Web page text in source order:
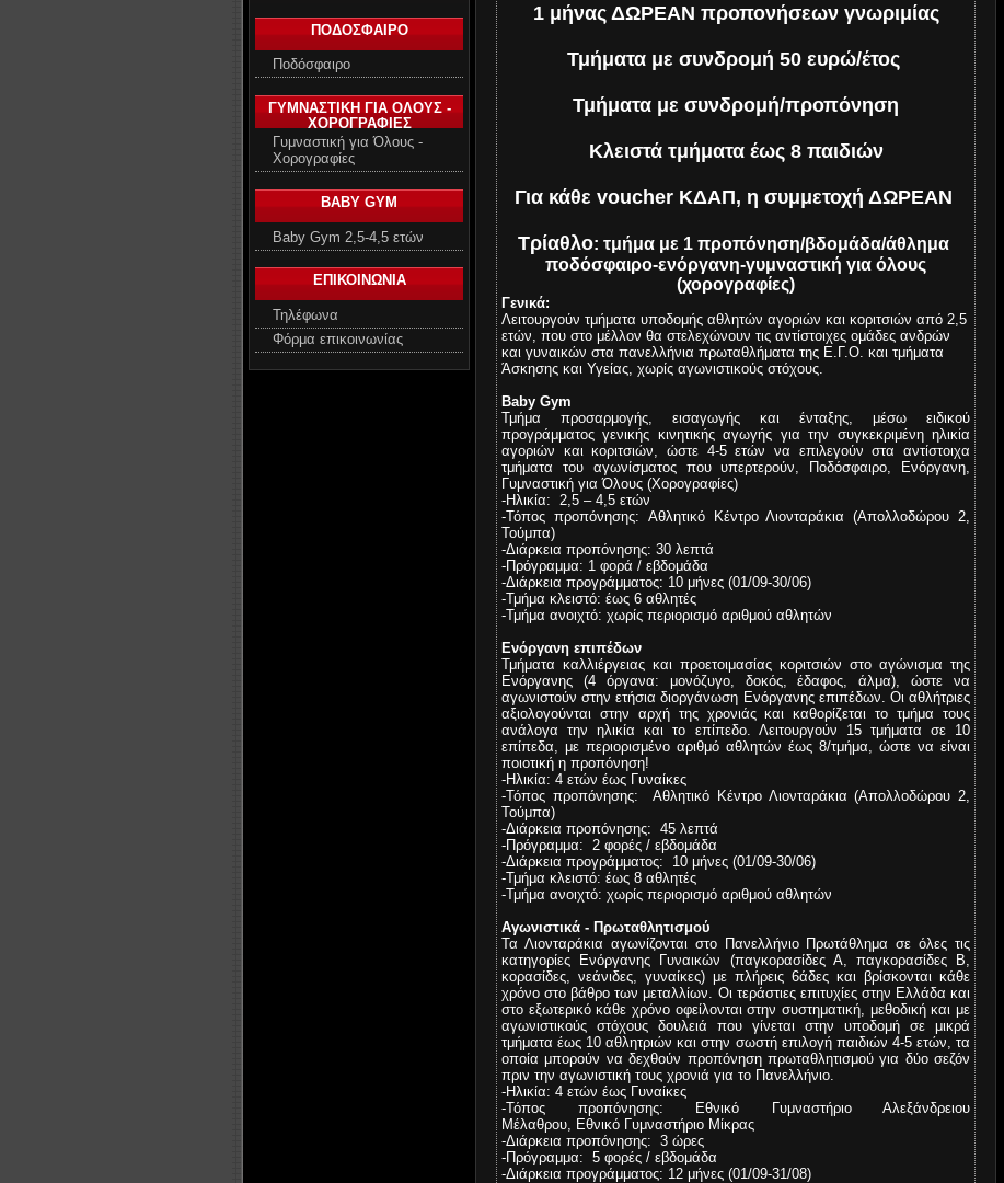
ΠΟΔΟΣΦΑΙΡΟ
Ποδόσφαιρο
ΓΥΜΝΑΣΤΙΚΗ ΓΙΑ ΟΛΟΥΣ -
ΧΟΡΟΓΡΑΦΙΕΣ
Γυμναστική για Όλους -
Χορογραφίες
BABY GYM
Baby Gym 2,5-4,5 ετών
ΕΠΙΚΟΙΝΩΝΙΑ
Τηλέφωνα
Φόρμα επικοινωνίας
1 μήνας ΔΩΡΕΑΝ προπονήσεων γνωριμίας
Τμήματα με συνδρομή 50 ευρώ/έτος
Τμήματα με συνδρομή/προπόνηση
Κλειστά τμήματα έως 8 παιδιών
Για κάθε voucher ΚΔΑΠ, η συμμετοχή ΔΩΡΕΑΝ
Τρίαθλο: τμήμα με 1 προπόνηση/βδομάδα/άθλημα
ποδόσφαιρο-ενόργανη-γυμναστική για όλους
(χορογραφίες)
Γενικά:
Λειτουργούν τμήματα υποδομής αθλητών αγοριών και κοριτσιών από 2,5
ετών, που στο μέλλον θα στελεχώνουν τις αντίστοιχες ομάδες ανδρών
και γυναικών στα πανελλήνια πρωταθλήματα της Ε.Γ.Ο. και τμήματα
Άσκησης και Υγείας, χωρίς αγωνιστικούς στόχους.
Baby Gym
Τμήμα προσαρμογής, εισαγωγής και ένταξης, μέσω ειδικού
προγράμματος γενικής κινητικής αγωγής για την συγκεκριμένη ηλικία
αγοριών και κοριτσιών, ώστε 4-5 ετών να επιλεγούν στα αντίστοιχα
τμήματα του αγωνίσματος που υπερτερούν, Ποδόσφαιρο, Ενόργανη,
Γυμναστική για Όλους (Χορογραφίες)
-Ηλικία: 2,5 – 4,5 ετών
-Τόπος προπόνησης: Αθλητικό Κέντρο Λιονταράκια(Απολλοδώρου 2,
Τούμπα)
-Διάρκεια προπόνησης: 30 λεπτά
-Πρόγραμμα: 1 φορά / εβδομάδα
-Διάρκεια προγράμματος: 10 μήνες (01/09-30/06)
-Τμήμα κλειστό: έως 6 αθλητές
-Τμήμα ανοιχτό: χωρίς περιορισμό αριθμού αθλητών
Ενόργανη επιπέδων
Τμήματα καλλιέργειας και προετοιμασίας κοριτσιών στο αγώνισμα της
Ενόργανης (4 όργανα: μονόζυγο, δοκός, έδαφος, άλμα), ώστε να
αγωνιστούν στην ετήσια διοργάνωση Ενόργανης επιπέδων. Οι αθλήτριες
αξιολογούνται στην αρχή της χρονιάς και καθορίζεται το τμήμα τους
ανάλογα την ηλικία και το επίπεδο. Λειτουργούν 15 τμήματα σε 10
επίπεδα, με περιορισμένο αριθμό αθλητών έως 8/τμήμα, ώστε να είναι
ποιοτική η προπόνηση!
-Ηλικία: 4 ετών έως Γυναίκες
-Τόπος προπόνησης:Αθλητικό Κέντρο Λιονταράκια(Απολλοδώρου 2,
Τούμπα)
-Διάρκεια προπόνησης: 45 λεπτά
-Πρόγραμμα: 2 φορές / εβδομάδα
-Διάρκεια προγράμματος: 10 μήνες (01/09-30/06)
-Τμήμα κλειστό: έως 8 αθλητές
-Τμήμα ανοιχτό: χωρίς περιορισμό αριθμού αθλητών
Αγωνιστικά - Πρωταθλητισμού
Τα Λιονταράκια αγωνίζονται στο Πανελλήνιο Πρωτάθλημα σε όλες τις
κατηγορίες Ενόργανης Γυναικών (παγκορασίδες Α, παγκορασίδες Β,
κορασίδες, νεάνιδες, γυναίκες) με πλήρεις 6άδες και βρίσκονται κάθε
χρόνο στο βάθρο των μεταλλίων. Οι τεράστιες επιτυχίες στην Ελλάδα και
στο εξωτερικό κάθε χρόνο οφείλονται στην συστηματική, μεθοδική και με
αγωνιστικούς στόχους δουλειά που γίνεται στην υποδομή σε μικρά
τμήματα έως 10 αθλητριών και στην σωστή επιλογή παιδιών 4-5 ετών, τα
οποία μπορούν να δεχθούν προπόνηση πρωταθλητισμού για δύο σεζόν
πριν την αγωνιστική τους χρονιά για το Πανελλήνιο.
-Ηλικία: 4 ετών έως Γυναίκες
-Τόπος προπόνησης:
Εθνικό Γυμναστήριο Αλεξάνδρειου
Μέλαθρου,
Εθνικό Γυμναστήριο Μίκρας
-Διάρκεια προπόνησης: 3 ώρες
-Πρόγραμμα: 5 φορές / εβδομάδα
-Διάρκεια προγράμματος: 12 μήνες (01/09-31/08)